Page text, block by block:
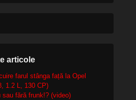
articole
farul stânga față la Opel
1.2 L, 130 CP)
sau fără frunk!? (video)